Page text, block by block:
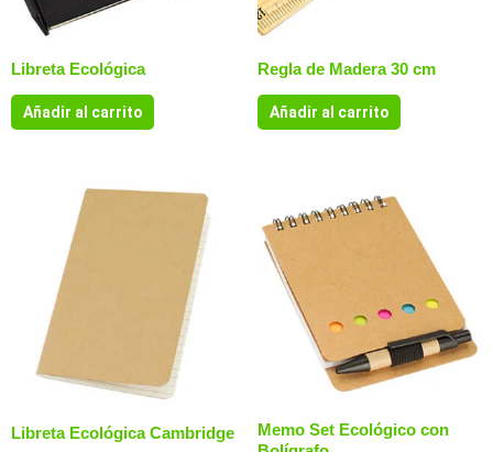
Libreta Ecológica
Añadir al carrito
Regla de Madera 30 cm
Añadir al carrito
Libreta Ecológica Cambridge
Memo Set Ecológico con